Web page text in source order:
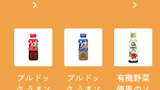
ブルドッ
ブルドッ
有機野菜